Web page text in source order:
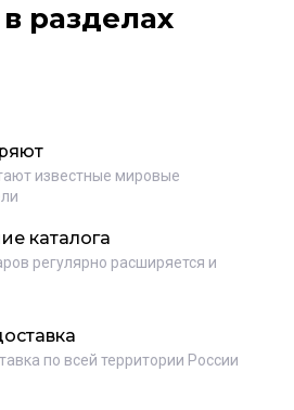
разделах
известные мировые
каталога
регулярно расширяется и
по всей территории России